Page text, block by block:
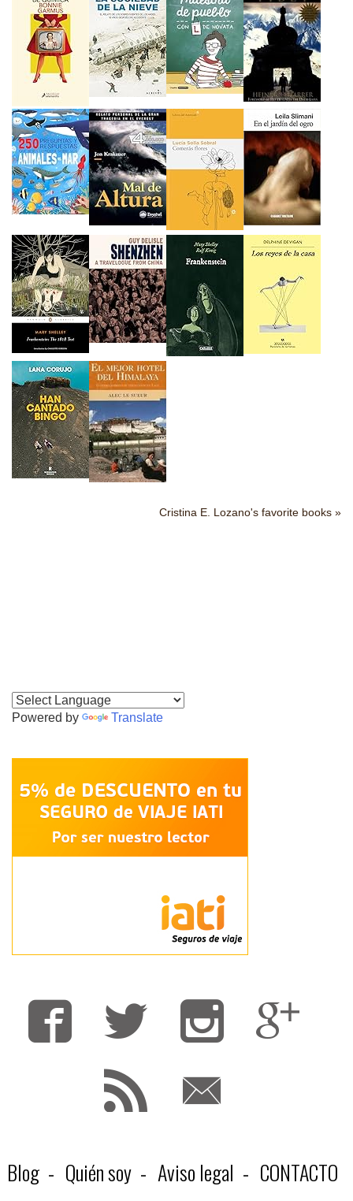
Cristina E. Lozano's favorite books »
Powered by Translate
Blog Quién soy Aviso legal CONTACTO